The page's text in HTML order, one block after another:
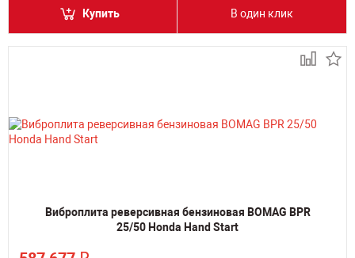
Купить В один клик
Виброплита реверсивная бензиновая BOMAG BPR
25/50 Honda Hand Start